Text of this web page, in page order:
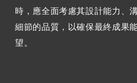
時，應全面考慮其設計能力、
細節的品質，以確保最終成果
望。